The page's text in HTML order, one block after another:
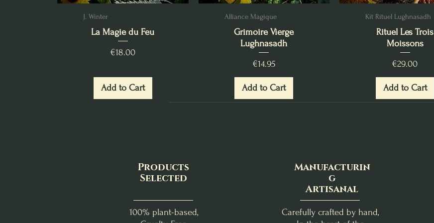
J. Winter
La Magie du Feu
Price
€18.00
Add to Cart
Alliance Magique
Grimoire Vierge
Lughnasadh
Price
€14.95
Add to Cart
Kit Rituel Lughnasadh
Rituel Les Trois
Moissons
Price
€29.00
Add to Cart
Products
Selected
100% plant-based,
Manufacturin
g
Artisanal
Carefully crafted by hand,